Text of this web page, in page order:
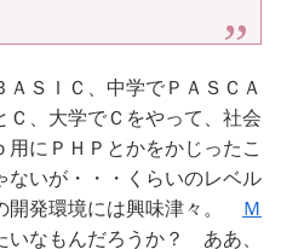
ＳＩＣ、中学でＰＡＳＣＡ
Ｃ、大学でＣをやって、社会
にＰＨＰとかをかじったこ
いが・・・くらいのレベル
開発環境には興味津々。 Ｍ
いなもんだろうか？ ああ、